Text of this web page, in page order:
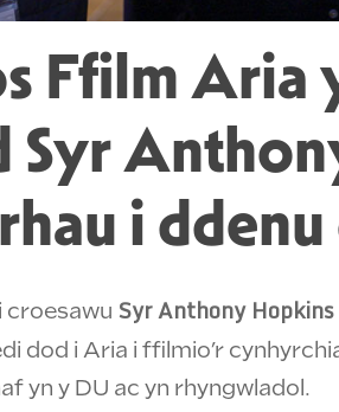
Ffilm Aria
Syr
i
croesawu Syr Anthony Hopkins
dod i Aria i ffilmio’r
yn y DU ac yn rhyngwladol.